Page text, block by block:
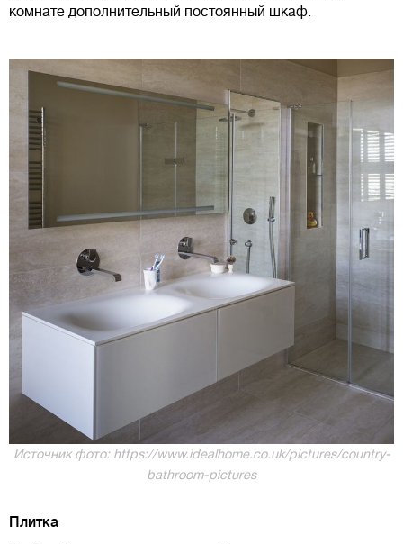
комнате дополнительный постоянный шкаф.
Источник фото: https://www.idealhome.co.uk/pictures/country-
bathroom-pictures
Плитка